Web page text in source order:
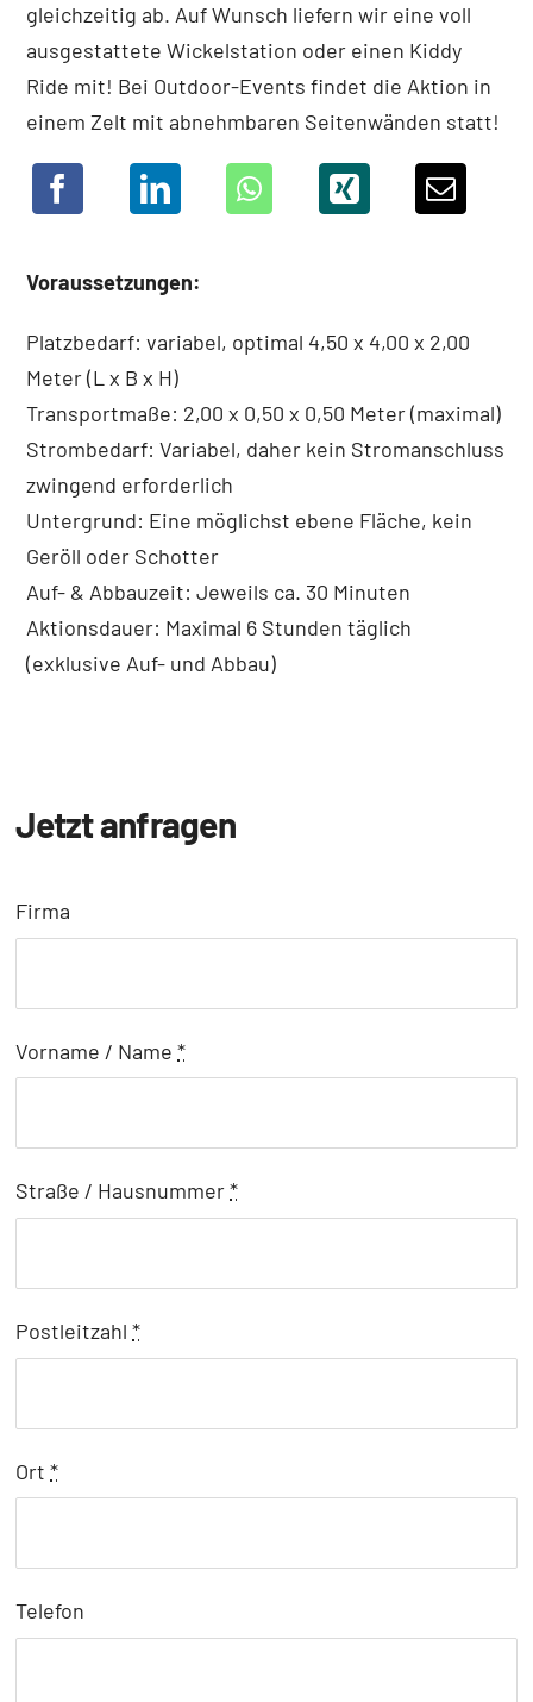
gleichzeitig ab. Auf Wunsch liefern wir eine voll
ausgestattete Wickelstation oder einen Kiddy
Ride mit! Bei Outdoor-Events findet die Aktion in
einem Zelt mit abnehmbaren Seitenwänden statt!
Voraussetzungen:
Platzbedarf: variabel, optimal 4,50 x 4,00 x 2,00
Meter (L x B x H)
Transportmaße: 2,00 x 0,50 x 0,50 Meter (maximal)
Strombedarf: Variabel, daher kein Stromanschluss
zwingend erforderlich
Untergrund: Eine möglichst ebene Fläche, kein
Geröll oder Schotter
Auf- & Abbauzeit: Jeweils ca. 30 Minuten
Aktionsdauer: Maximal 6 Stunden täglich
(exklusive Auf- und Abbau)
Jetzt anfragen
Firma
Vorname / Name*
Straße / Hausnummer*
Postleitzahl*
Ort*
Telefon